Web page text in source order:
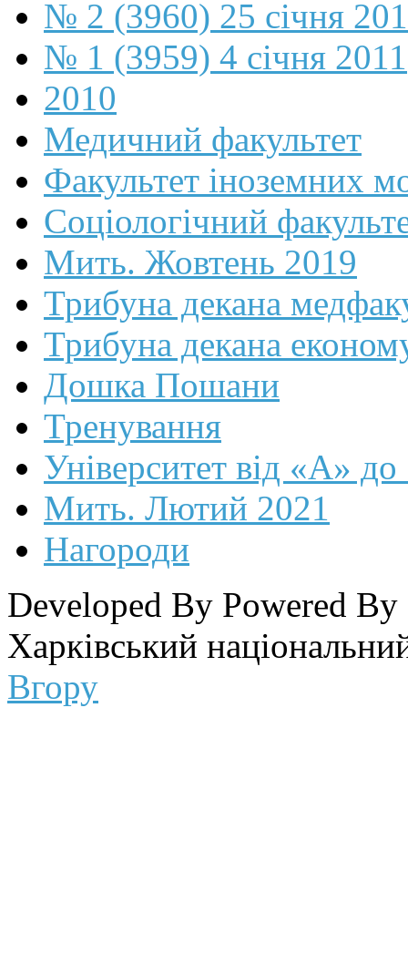
№ 2 (3960) 25 січня
№ 1 (3959) 4 січня 2011
2010
Медичний факультет
Факультет іноземних
Соціологічний
Мить. Жовтень 2019
Трибуна декана
Трибуна декана
Дошка Пошани
Тренування
Університет від «А»
Мить. Лютий 2021
Нагороди
Developed By Powered By
Харківський
Вгору